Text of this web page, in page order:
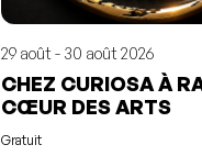
29 août - 30 août 2026
CHEZ CURIOSA À
CŒUR DES ARTS
Gratuit